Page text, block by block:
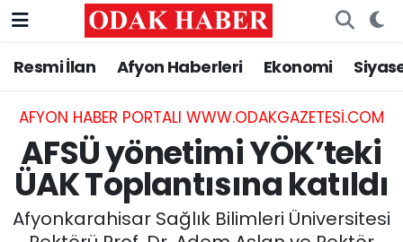
Resmi İlan Afyon Haberleri Ekonomi
AFYON HABER PORTALI WWW.ODAKGAZETESI.COM
AFSÜ yönetimi YÖK’teki
ÜAK Toplantısına katıldı
Afyonkarahisar Sağlık Bilimleri Üniversitesi
AFYONKARAHİSAR HABERLERİ
Resmi İlan
ASAYİŞ
Nöbetçi Eczaneler
Hava Durumu
Trafik Durumu
Süper Lig Puan Durumu ve Fikstür